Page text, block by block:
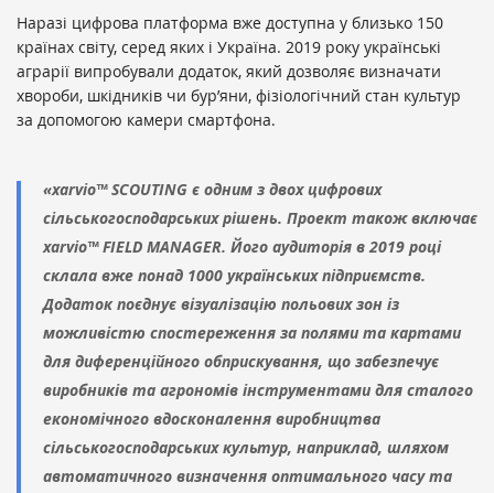
Наразі цифрова платформа вже доступна у близько 150
країнах світу, серед яких і Україна. 2019 року українські
аграрії випробували додаток, який дозволяє визначати
хвороби, шкідників чи бур’яни, фізіологічний стан культур
за допомогою камери смартфона.
«xarvio™ SCOUTING є одним з двох цифрових
сільськогосподарських рішень. Проект також включає
xarvio™ FIELD MANAGER. Його аудиторія в 2019 році
склала вже понад 1000 українських підприємств.
Додаток поєднує візуалізацію польових зон із
можливістю спостереження за полями та картами
для диференційного обприскування, що забезпечує
виробників та агрономів інструментами для сталого
економічного вдосконалення виробництва
сільськогосподарських культур, наприклад, шляхом
автоматичного визначення оптимального часу та